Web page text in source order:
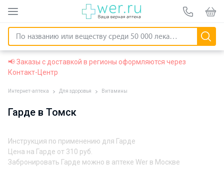
📢 Заказы с доставкой в регионы оформляются через
Контакт-Центр
Интернет-аптека Для здоровья Витамины
Гарде в Томск
Инструкция по применению для Гарде
Цена на Гарде от 310 руб.
Забронировать Гарде можно в аптеке Wer в Москве